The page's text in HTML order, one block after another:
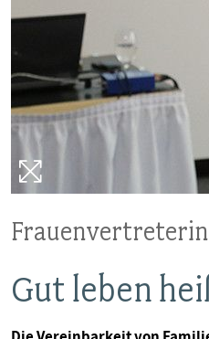
MITGLIEDSCHAFT &
Gut leben